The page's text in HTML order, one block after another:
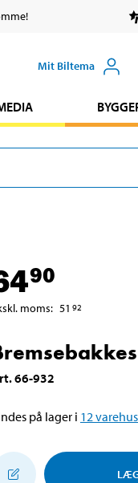
Mit Biltema
90
moms: 51 92
.66-932
på lager i 12